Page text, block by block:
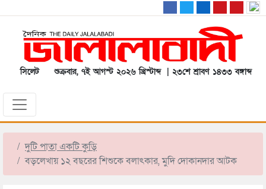
সিলেট শুক্রবার, ৭ই আগস্ট ২০২৬ খ্রিস্টাব্দ | ২৩শে শ্রাবণ ১৪৩৩ বঙ্গাব্দ
দুটি পাতা একটি কুড়ি
বড়লেখায় ১২ বছরের শিশুকে বলাৎকার, মুদি দোকানদার আটক